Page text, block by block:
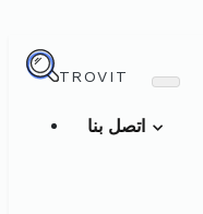
TROVIT